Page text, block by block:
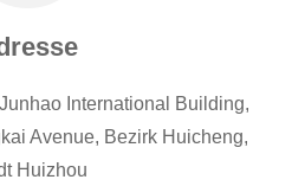
International Building,
Avenue, Bezirk Huicheng,
Huizhou